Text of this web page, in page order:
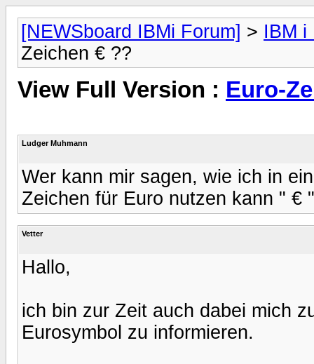
[NEWSboard IBMi Forum] > IBM i
Zeichen € ??
View Full Version : Euro-
Ludger Muhmann
Wer kann mir sagen, wie ich in
Zeichen für Euro nutzen kann " €
Vetter
Hallo,
ich bin zur Zeit auch dabei mich
Eurosymbol zu informieren.